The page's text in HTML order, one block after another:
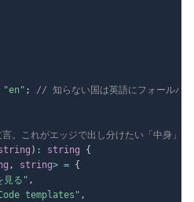
"en" ;
// 知らない国は英語にフォールバ
。これがエッジで出し分けたい「中身」
) : string
{
, string> = {
見る" ,
templates" ,